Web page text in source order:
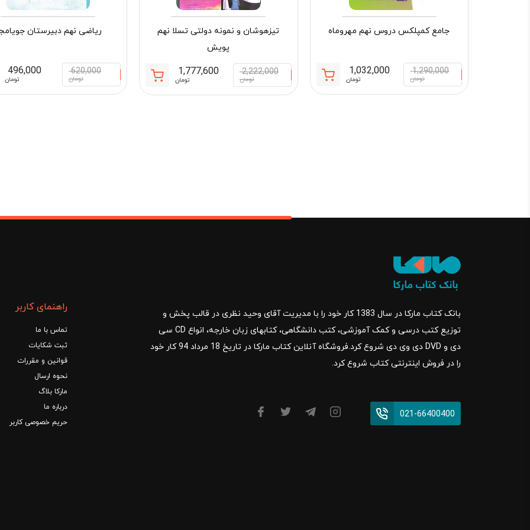
جامع کمپلکس دروس نهم مهروماه
1,290,000
تومان
اصلی:
1,032,000
تومان
فعلی:
تیزهوشان و نمونه دولتی تسلا نهم
پویش
2,222,000
تومان
قیمت
اصلی:
1,777,600
تومان
قیمت
فعلی:
ریاضی نهم دبیرستان
620,000
تومان
496,000
تومان
بانک کتاب مارکا در سال 1383 کار خود را با مدیریت آقای وحید نظری در قالب پخش و
توزیع کتب درسی و کمک آموزشی، کتب دانشگاهی، کتابهای زبان خارجه، انواع CD سی
دی و DVD دی وی دی شروع کرد.فروشگاه آنلاین کتاب مارکا در تاریخ 18 مرداد 94 کار خود
را در فروش اینترنتی کتاب شروع کرد.
021-66400400
راهنمای کاربر
تماس با ما
ثبت شکایات
قوانین و مقررات
نحوه ارسال
مارکا بلاگ
درباره ما
حریم خصوصی کاربر